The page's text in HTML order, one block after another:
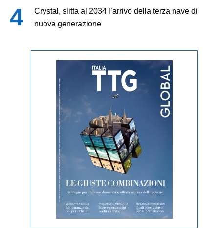
Crystal, slitta al 2034 l’arrivo della terza nave di
nuova generazione